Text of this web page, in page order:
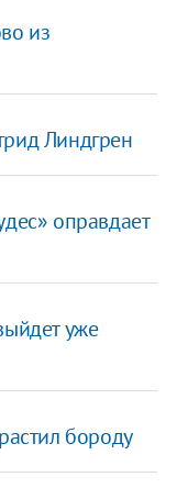
из
Линдгрен
оправдает
уже
бороду